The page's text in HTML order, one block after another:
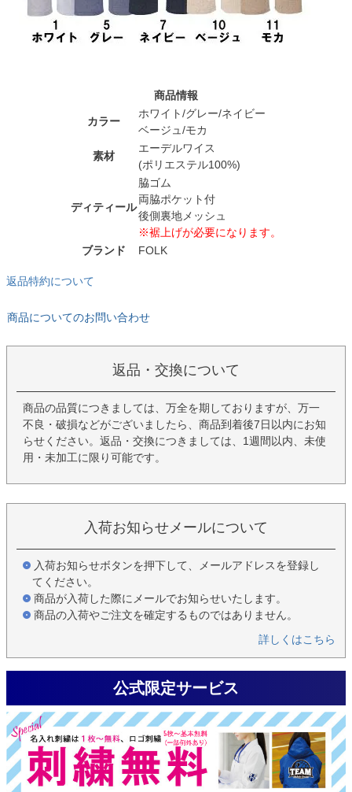
商品情報
カラー
ホワイト/グレー/ネイビー
ベージュ/モカ
素材
エーデルワイス
(ポリエステル100%)
ディティール
脇ゴム
両脇ポケット付
後側裏地メッシュ
※裾上げが必要になります。
ブランド
FOLK
返品特約について
商品についてのお問い合わせ
返品・交換について
商品の品質につきましては、万全を期しておりますが、万一
不良・破損などがございましたら、商品到着後7日以内にお知
らせください。返品・交換につきましては、1週間以内、未使
用・未加工に限り可能です。
入荷お知らせメールについて
入荷お知らせボタンを押下して、メールアドレスを登録し
てください。
商品が入荷した際にメールでお知らせいたします。
商品の入荷やご注文を確定するものではありません。
詳しくはこちら
公式限定サービス